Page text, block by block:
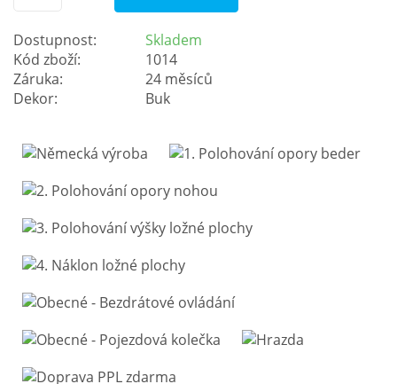
Dostupnost:
Skladem
Kód zboží:
1014
Záruka:
24 měsíců
Dekor:
Buk